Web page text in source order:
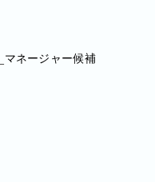
ネージャー候補